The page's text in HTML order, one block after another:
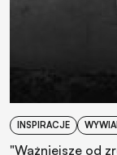
INSPIRACJE
"Ważniejsze od